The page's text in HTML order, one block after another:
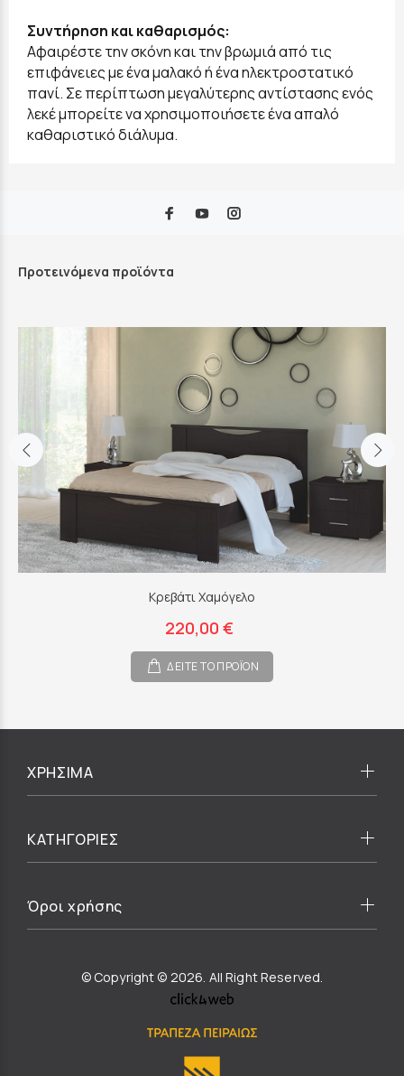
Συντήρηση και καθαρισμός:
Αφαιρέστε την σκόνη και την βρωμιά από τις
επιφάνειες με ένα μαλακό ή ένα ηλεκτροστατικό
πανί. Σε περίπτωση μεγαλύτερης αντίστασης ενός
λεκέ μπορείτε να χρησιμοποιήσετε ένα απαλό
καθαριστικό διάλυμα.
Προτεινόμενα προϊόντα
Κρεβάτι Χαμόγελο
220,00 €
ΔΕΙΤΕ ΤΟ ΠΡΟΪΟΝ
ΧΡΗΣΙΜΑ
ΚΑΤΗΓΟΡΙΕΣ
Όροι χρήσης
© Copyright © 2026. All Right Reserved.